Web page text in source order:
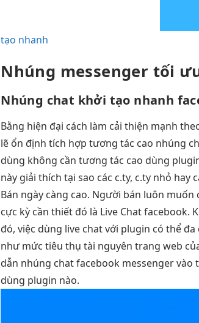
tạo nhanh
Nhúng messenger tối
Nhúng chat khởi tạo nhanh
Bằng hiện đại cách làm cải thiện mạnh
lẽ ổn định tích hợptương tác cao nhúng
dùng không cầntương tác cao dùng
này giải thích tại sao các c.ty, c.ty nhỏ
Bán ngày càng cao. Người bán luôn
cực kỳ cần thiết đó là Live Chat facebook.
đó, việc dùng live chat với plugin có thể
như mức tiêu thụ tài nguyên trang web
dẫn nhúng chat facebook messenger
dùng plugin nào.